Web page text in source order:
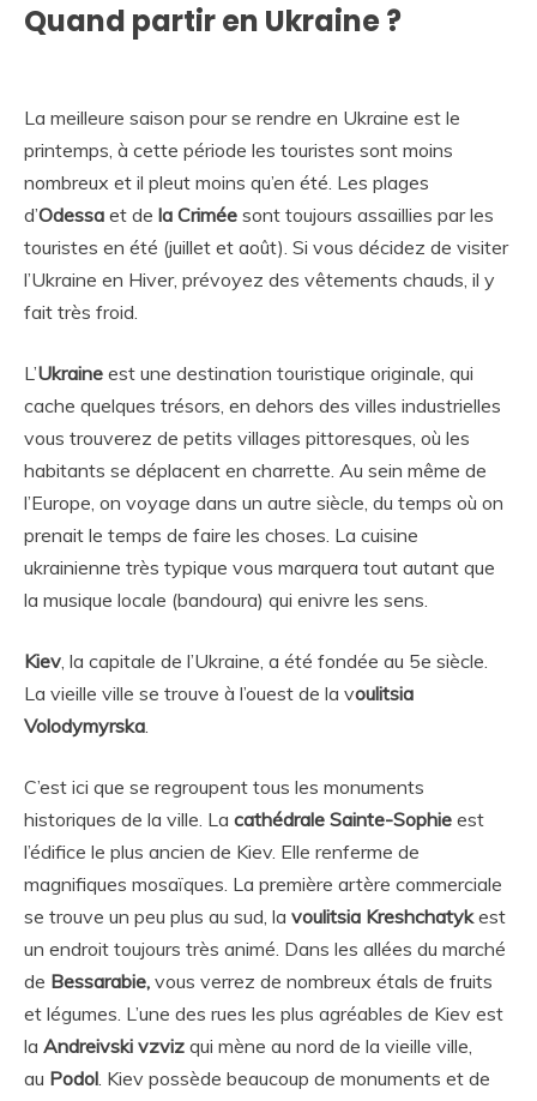
Quand partir en Ukraine ?
La meilleure saison pour se rendre en Ukraine est le
printemps, à cette période les touristes sont moins
nombreux et il pleut moins qu’en été. Les plages
d’Odessa et de la Crimée sont toujours assaillies par les
touristes en été (juillet et août). Si vous décidez de visiter
l’Ukraine en Hiver, prévoyez des vêtements chauds, il y
fait très froid.
L’Ukraine est une destination touristique originale, qui
cache quelques trésors, en dehors des villes industrielles
vous trouverez de petits villages pittoresques, où les
habitants se déplacent en charrette. Au sein même de
l’Europe, on voyage dans un autre siècle, du temps où on
prenait le temps de faire les choses. La cuisine
ukrainienne très typique vous marquera tout autant que
la musique locale (bandoura) qui enivre les sens.
Kiev, la capitale de l’Ukraine, a été fondée au 5e siècle.
La vieille ville se trouve à l’ouest de la voulitsia
Volodymyrska.
C’est ici que se regroupent tous les monuments
historiques de la ville. La cathédrale Sainte-Sophie est
l’édifice le plus ancien de Kiev. Elle renferme de
magnifiques mosaïques. La première artère commerciale
se trouve un peu plus au sud, la voulitsia Kreshchatykest
un endroit toujours très animé. Dans les allées du marché
de Bessarabie, vous verrez de nombreux étals de fruits
et légumes. L’une des rues les plus agréables de Kiev est
la Andreivski vzviz qui mène au nord de la vieille ville,
au Podol. Kiev possède beaucoup de monuments et de